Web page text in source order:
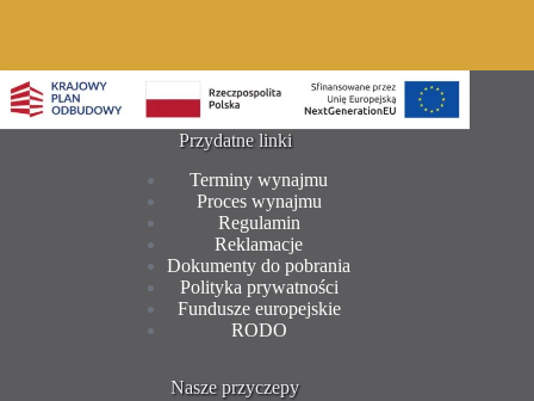
Przydatne linki
Terminy wynajmu
Proces wynajmu
Regulamin
Reklamacje
Dokumenty do pobrania
Polityka prywatności
Fundusze europejskie
RODO
Nasze przyczepy